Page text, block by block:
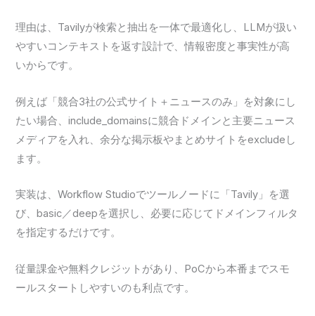
理由は、Tavilyが検索と抽出を一体で最適化し、LLMが扱い
やすいコンテキストを返す設計で、情報密度と事実性が高
いからです。
例えば「競合3社の公式サイト＋ニュースのみ」を対象にし
たい場合、include_domainsに競合ドメインと主要ニュース
メディアを入れ、余分な掲示板やまとめサイトをexcludeし
ます。
実装は、Workflow Studioでツールノードに「Tavily」を選
び、basic／deepを選択し、必要に応じてドメインフィルタ
を指定するだけです。
従量課金や無料クレジットがあり、PoCから本番までスモ
ールスタートしやすいのも利点です。